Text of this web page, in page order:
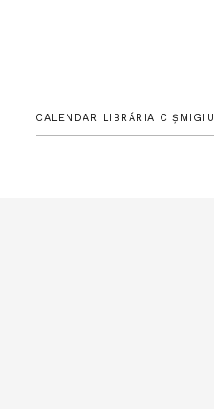
CALENDAR LIBRĂRIA CIȘMIGIU